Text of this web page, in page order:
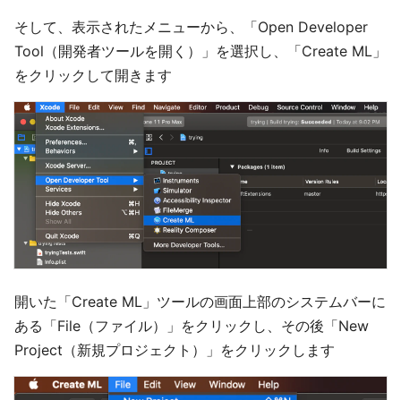
そして、表示されたメニューから、「Open Developer
Tool（開発者ツールを開く）」を選択し、「Create ML」
をクリックして開きます
開いた「Create ML」ツールの画面上部のシステムバーに
ある「File（ファイル）」をクリックし、その後「New
Project（新規プロジェクト）」をクリックします